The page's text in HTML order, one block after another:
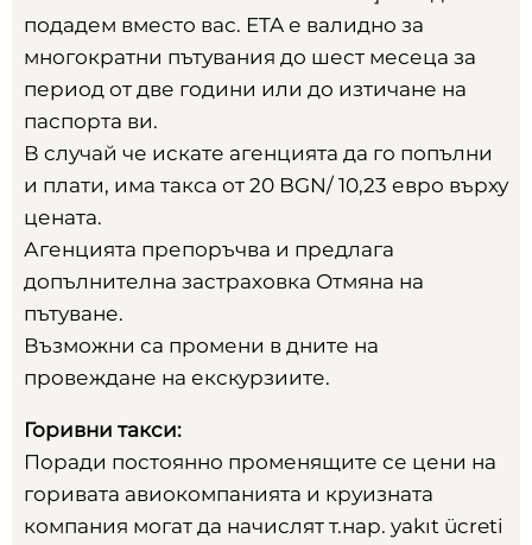
подадем вместо вас. ETA е валидно за
многократни пътувания до шест месеца за
период от две години или до изтичане на
паспорта ви.
В случай че искате агенцията да го попълни
и плати, има такса от 20 BGN/ 10,23 евро върху
цената.
Агенцията препоръчва и предлага
допълнителна застраховка Отмяна на
пътуване.
Възможни са промени в дните на
провеждане на екскурзиите.
Горивни такси:
Поради постоянно променящите се цени на
горивата авиокомпанията и круизната
компания могат да начислят т.нар. yakıt ücreti